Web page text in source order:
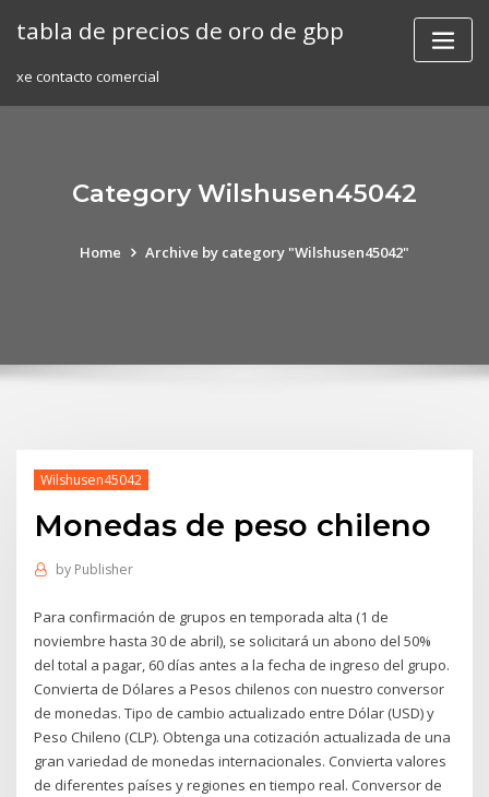
tabla de precios de oro de gbp
xe contacto comercial
Category Wilshusen45042
Home Archive by category "Wilshusen45042"
Wilshusen45042
Monedas de peso chileno
by Publisher
Para confirmación de grupos en temporada alta (1 de
noviembre hasta 30 de abril), se solicitará un abono del 50%
del total a pagar, 60 días antes a la fecha de ingreso del grupo.
Convierta de Dólares a Pesos chilenos con nuestro conversor
de monedas. Tipo de cambio actualizado entre Dólar (USD) y
Peso Chileno (CLP). Obtenga una cotización actualizada de una
gran variedad de monedas internacionales. Convierta valores
de diferentes países y regiones en tiempo real. Conversor de